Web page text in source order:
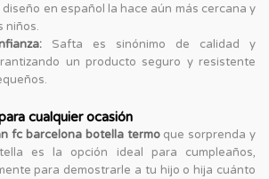
en español la hace aún más cercana y
niños.
Safta es sinónimo de calidad y
un producto seguro y resistente
cualquier ocasión
fc barcelona botella termoque sorprenda y
es la opción ideal para cumpleaños,
para demostrarle a tu hijo o hija cuánto